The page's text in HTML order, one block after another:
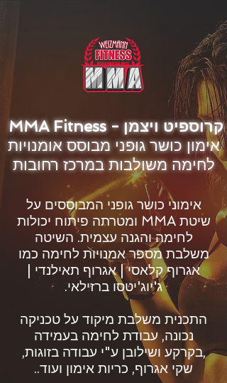
קרוספיט ויצמן - MMA Fitness
אימון כושר גופני מבוסס אומנויות
לחימה משולבות במרכז רחובות
אימוני כושר גופני המבוססים על
שיטת MMA ומטרתה פיתוח יכולות
לחימה והגנה עצמית. השיטה
משלבת מספר אמנויות לחימה כמו
אגרוף קלאסי | אגרוף תאילנדי |
ג'יוג'יטסו ברזילאי.
התכנית משלבת מיקוד על טכניקה
נכונה, עבודת לחימה בעמידה
,בקרקע ושילובן ע"י עבודה בזוגות,
שקי אגרוף, כריות אימון ועוד..